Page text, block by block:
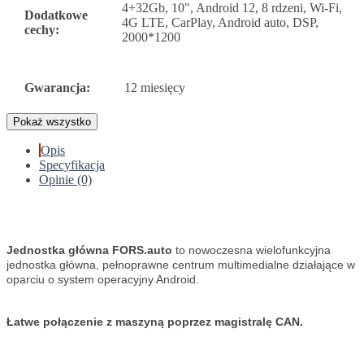
Dodatkowe
cechy:
4+32Gb, 10", Android 12, 8 rdzeni, Wi-Fi,
4G LTE, CarPlay, Android auto, DSP,
2000*1200
Gwarancja: 12 miesięcy
Pokaż wszystko
Opis
Specyfikacja
Opinie (0)
Jednostka główna FORS.auto to nowoczesna wielofunkcyjna
jednostka główna, pełnoprawne centrum multimedialne działające w
oparciu o system operacyjny Android.
Łatwe połączenie z maszyną poprzez magistralę CAN.